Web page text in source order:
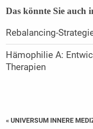
Das könnte Sie auch
Rebalancing-
Hämophilie A:
Therapien
« UNIVERSUM INNERE